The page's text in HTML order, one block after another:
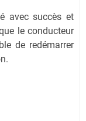
avec succès et
le conducteur
de redémarrer